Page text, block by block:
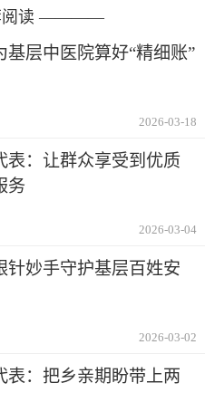
读 ————
基层中医院算好“精细账”
2026-03-18
表：让群众享受到优质
务
2026-03-04
针妙手守护基层百姓安
2026-03-02
表：把乡亲期盼带上两